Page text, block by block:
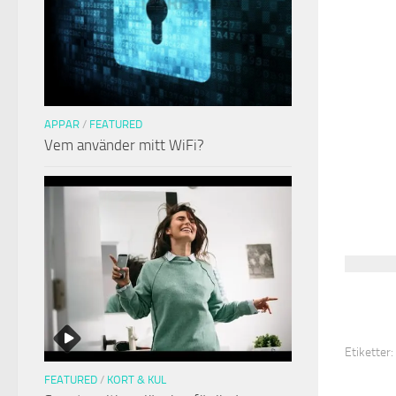
Etiketter:
APPAR / FEATURED
Vem använder mitt WiFi?
FEATURED / KORT & KUL